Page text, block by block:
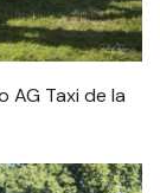
AG Taxi de la